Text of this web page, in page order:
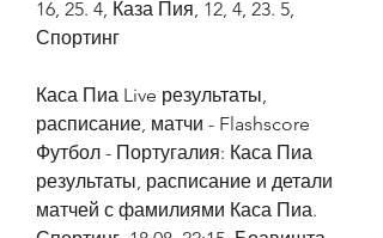
16, 25. 4, Каза Пия, 12, 4, 23. 5,
Спортинг
Каса Пиа Live результаты,
расписание, матчи - Flashscore
Футбол - Португалия: Каса Пиа
результаты, расписание и детали
матчей с фамилиями Каса Пиа.